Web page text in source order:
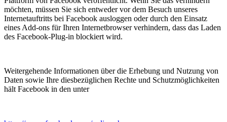
möchten, müssen Sie sich entweder vor dem Besuch unseres
Internetauftritts bei Facebook ausloggen oder durch den Einsatz
eines Add-ons für Ihren Internetbrowser verhindern, dass das Laden
des Facebook-Plug-in blockiert wird.
Weitergehende Informationen über die Erhebung und Nutzung von
Daten sowie Ihre diesbezüglichen Rechte und Schutzmöglichkeiten
hält Facebook in den unter